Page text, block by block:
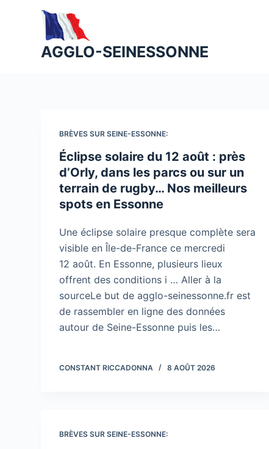
AGGLO-SEINESSONNE
BRÈVES SUR SEINE-ESSONNE:
Éclipse solaire du 12 août : près
d’Orly, dans les parcs ou sur un
terrain de rugby… Nos meilleurs
spots en Essonne
Une éclipse solaire presque complète sera
visible en Île-de-France ce mercredi
12 août. En Essonne, plusieurs lieux
offrent des conditions i … Aller à la
sourceLe but de agglo-seinessonne.fr est
de rassembler en ligne des données
autour de Seine-Essonne puis les…
CONSTANT RICCADONNA 8 AOÛT 2026
BRÈVES SUR SEINE-ESSONNE: